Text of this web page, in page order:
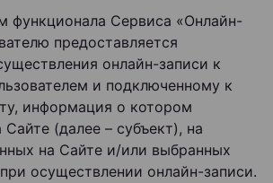
функционала Сервиса «Онлайн-
предоставляется
онлайн-записи к
и подключенному к
информация о котором
(далее – субъект), на
на Сайте и/или выбранных
осуществлении онлайн-записи.